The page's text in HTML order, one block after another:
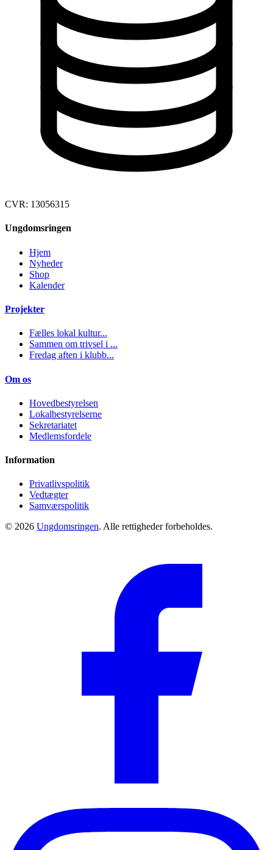
CVR: 13056315
Ungdomsringen
Hjem
Nyheder
Shop
Kalender
Projekter
Fælles lokal kultur...
Sammen om trivsel i ...
Fredag aften i klubb...
Om os
Hovedbestyrelsen
Lokalbestyrelserne
Sekretariatet
Medlemsfordele
Information
Privatlivspolitik
Vedtægter
Samværspolitik
© 2026 Ungdomsringen. Alle rettigheder forbeholdes.